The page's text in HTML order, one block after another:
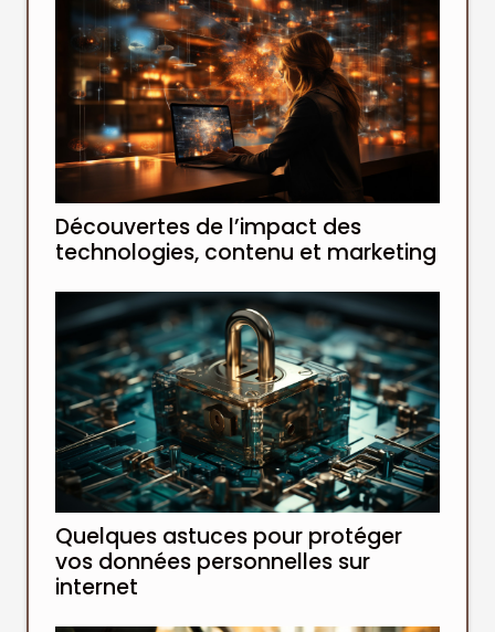
Découvertes de l’impact des
technologies, contenu et marketing
Quelques astuces pour protéger
vos données personnelles sur
internet